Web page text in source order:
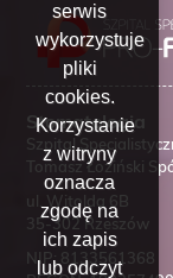
Stomatologia
Szpital
Tomasz Łoziński
ul. Witolda 6B
35-302 Rzeszów
NIP: 8133561368
serwis
wykorzystuje
pliki
cookies.
Korzystanie
z witryny
oznacza
zgodę na
ich zapis
lub odczyt